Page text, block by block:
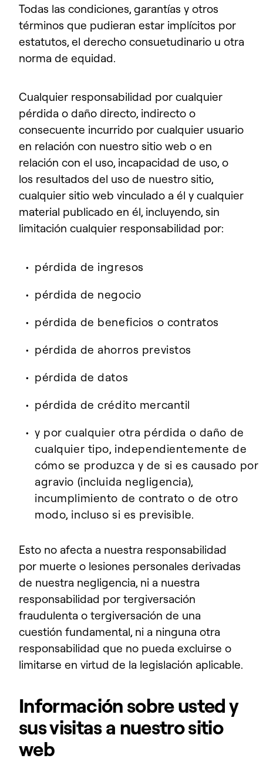
Todas las condiciones, garantías y otros
términos que pudieran estar implícitos por
estatutos, el derecho consuetudinario u otra
norma de equidad.
Cualquier responsabilidad por cualquier
pérdida o daño directo, indirecto o
consecuente incurrido por cualquier usuario
en relación con nuestro sitio web o en
relación con el uso, incapacidad de uso, o
los resultados del uso de nuestro sitio,
cualquier sitio web vinculado a él y cualquier
material publicado en él, incluyendo, sin
limitación cualquier responsabilidad por:
pérdida de ingresos
pérdida de negocio
pérdida de beneficios o contratos
pérdida de ahorros previstos
pérdida de datos
pérdida de crédito mercantil
y por cualquier otra pérdida o daño de
cualquier tipo, independientemente de
cómo se produzca y de si es causado por
agravio (incluida negligencia),
incumplimiento de contrato o de otro
modo, incluso si es previsible.
Esto no afecta a nuestra responsabilidad
por muerte o lesiones personales derivadas
de nuestra negligencia, ni a nuestra
responsabilidad por tergiversación
fraudulenta o tergiversación de una
cuestión fundamental, ni a ninguna otra
responsabilidad que no pueda excluirse o
limitarse en virtud de la legislación aplicable.
Información sobre usted y
sus visitas a nuestro sitio
web